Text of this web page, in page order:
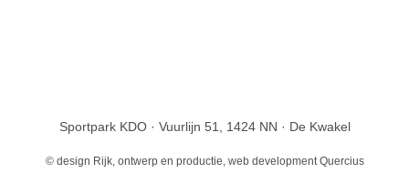
Sportpark KDO · Vuurlijn 51, 1424 NN · De Kwakel
© design Rijk, ontwerp en productie , web development Quercius